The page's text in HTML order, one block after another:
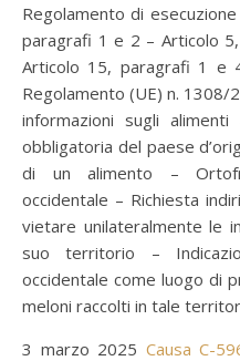
Regolamento di
paragrafi 1 e 2 – Articolo
Articolo 15, paragrafi 1 e
Regolamento (UE) n. 1308/
informazioni sugli
obbligatoria del paese
di un alimento –
occidentale – Richiesta
vietare unilateralmente le
suo territorio –
occidentale come luogo di
meloni raccolti in tale
3 marzo 2025 Causa C-